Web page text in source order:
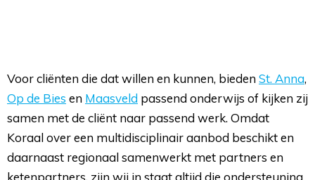
Voor cliënten die dat willen en kunnen, biedenSt. Anna,
Op de Bies en Maasveld passend onderwijs of kijken zij
samen met de cliënt naar passend werk. Omdat
Koraal over een multidisciplinair aanbod beschikt en
daarnaast regionaal samenwerkt met partners en
ketenpartners, zijn wij in staat altijd die ondersteuning